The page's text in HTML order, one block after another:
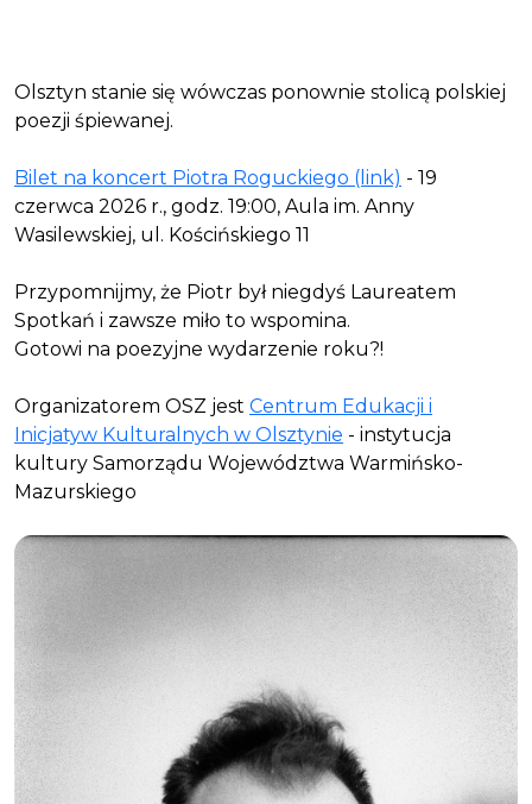
Olsztyn stanie się wówczas ponownie stolicą polskiej
poezji śpiewanej.
Bilet na koncert Piotra Roguckiego (link) - 19
czerwca 2026 r., godz. 19:00, Aula im. Anny
Wasilewskiej, ul. Kościńskiego 11
Przypomnijmy, że Piotr był niegdyś Laureatem
Spotkań i zawsze miło to wspomina.
Gotowi na poezyjne wydarzenie roku?!
Organizatorem OSZ jest Centrum Edukacji i
Inicjatyw Kulturalnych w Olsztynie - instytucja
kultury Samorządu Województwa Warmińsko-
Mazurskiego